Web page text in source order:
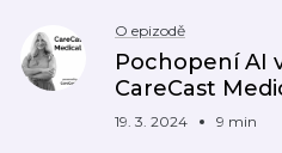
O epizodě
Pochopení AI
CareCast
19. 3. 2024 9 min